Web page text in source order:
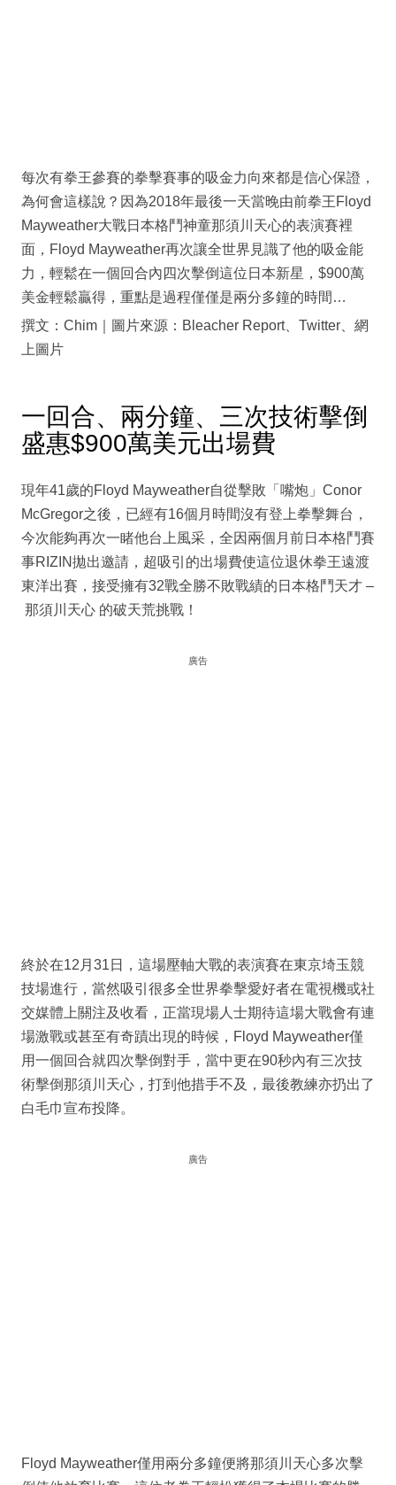
每次有拳王參賽的拳擊賽事的吸金力向來都是信心保證，
為何會這樣說？因為2018年最後一天當晚由前拳王Floyd
Mayweather大戰日本格鬥神童那須川天心的表演賽裡
面，Floyd Mayweather再次讓全世界見識了他的吸金能
力，輕鬆在一個回合內四次擊倒這位日本新星，$900萬
美金輕鬆贏得，重點是過程僅僅是兩分多鐘的時間…
撰文：Chim｜圖片來源：Bleacher Report、Twitter、網
上圖片
一回合、兩分鐘、三次技術擊倒
盛惠$900萬美元出場費
現年41歲的Floyd Mayweather自從擊敗「嘴炮」Conor
McGregor之後，已經有16個月時間沒有登上拳擊舞台，
今次能夠再次一睹他台上風采，全因兩個月前日本格鬥賽
事RIZIN拋出邀請，超吸引的出場費使這位退休拳王遠渡
東洋出賽，接受擁有32戰全勝不敗戰績的日本格鬥天才 –
那須川天心 的破天荒挑戰！
廣告
終於在12月31日，這場壓軸大戰的表演賽在東京埼玉競
技場進行，當然吸引很多全世界拳擊愛好者在電視機或社
交媒體上關注及收看，正當現場人士期待這場大戰會有連
場激戰或甚至有奇蹟出現的時候，Floyd Mayweather僅
用一個回合就四次擊倒對手，當中更在90秒內有三次技
術擊倒那須川天心，打到他措手不及，最後教練亦扔出了
白毛巾宣布投降。
廣告
Floyd Mayweather僅用兩分多鐘便將那須川天心多次擊